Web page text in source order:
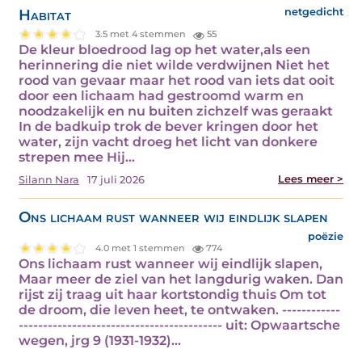
Habitat netgedicht
3.5 met 4 stemmen 55
De kleur bloedrood lag op het water,als een
herinnering die niet wilde verdwijnen Niet het
rood van gevaar maar het rood van iets dat ooit
door een lichaam had gestroomd warm en
noodzakelijk en nu buiten zichzelf was geraakt
In de badkuip trok de bever kringen door het
water, zijn vacht droeg het licht van donkere
strepen mee Hij…
Silann Nara 17 juli 2026 Lees meer >
Ons lichaam rust wanneer wij eindlijk slapen
poëzie
4.0 met 1 stemmen 774
Ons lichaam rust wanneer wij eindlijk slapen,
Maar meer de ziel van het langdurig waken. Dan
rijst zij traag uit haar kortstondig thuis Om tot
de droom, die leven heet, te ontwaken. ------------
------------------------------------------ uit: Opwaartsche
wegen, jrg 9 (1931-1932)…